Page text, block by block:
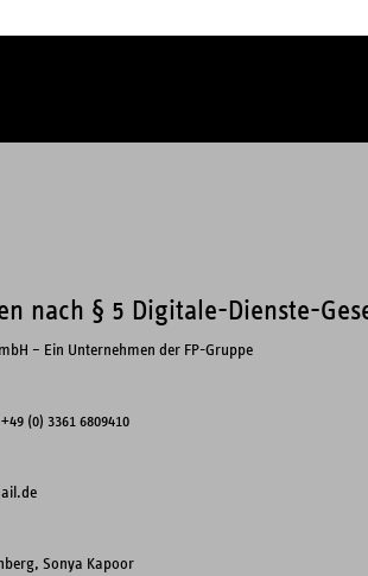
nach § 5 Digitale-Dienste-
– Ein Unternehmen der FP-Gruppe
(0) 3361 6809410
Sonya Kapoor